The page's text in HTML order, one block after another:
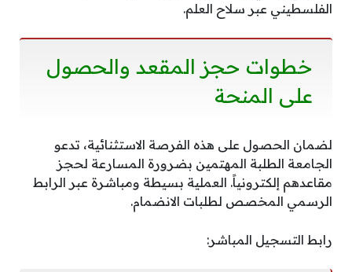
الفلسطيني عبر سلاح العلم.
خطوات حجز المقعد والحصول
على المنحة
لضمان الحصول على هذه الفرصة الاستثنائية، تدعو
الجامعة الطلبة المهتمين بضرورة المسارعة لحجز
مقاعدهم إلكترونياً. العملية بسيطة ومباشرة عبر الرابط
الرسمي المخصص لطلبات الانضمام.
رابط التسجيل المباشر: